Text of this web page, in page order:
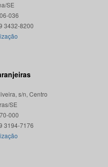
SE
036
s/n, Centro
SE
000